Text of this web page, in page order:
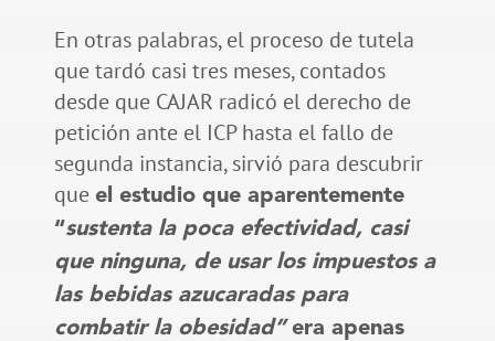
En otras palabras, el proceso de tutela
que tardó casi tres meses, contados
desde que CAJAR radicó el derecho de
petición ante el ICP hasta el fallo de
segunda instancia, sirvió para descubrir
que el estudio que aparentemente
“sustenta la poca efectividad, casi
que ninguna, de usar los impuestos a
las bebidas azucaradas para
combatir la obesidad” era apenas